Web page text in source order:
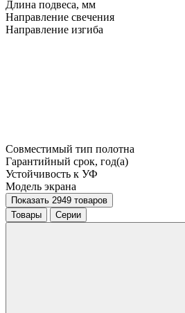
Длина подвеса, мм
Направление свечения
Направление изгиба
Совместимый тип полотна
Гарантийный срок, год(а)
Устойчивость к УФ
Модель экрана
Показать 2949 товаров
Товары
Серии